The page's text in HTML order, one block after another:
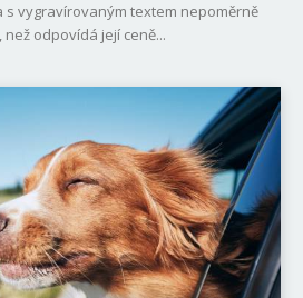
s vygravírovaným textem nepoměrně
než odpovídá její ceně...